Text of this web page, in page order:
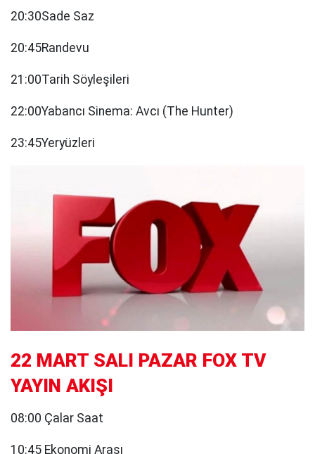
20:30Sade Saz
20:45Randevu
21:00Tarih Söyleşileri
22:00Yabancı Sinema: Avcı (The Hunter)
23:45Yeryüzleri
22 MART SALI PAZAR FOX TV
YAYIN AKIŞI
08:00 Çalar Saat
10:45 Ekonomi Arası